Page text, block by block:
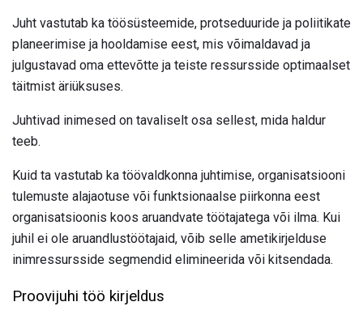
Juht vastutab ka töösüsteemide, protseduuride ja poliitikate
planeerimise ja hooldamise eest, mis võimaldavad ja
julgustavad oma ettevõtte ja teiste ressursside optimaalset
täitmist äriüksuses.
Juhtivad inimesed on tavaliselt osa sellest, mida haldur
teeb.
Kuid ta vastutab ka töövaldkonna juhtimise, organisatsiooni
tulemuste alajaotuse või funktsionaalse piirkonna eest
organisatsioonis koos aruandvate töötajatega või ilma. Kui
juhil ei ole aruandlustöötajaid, võib selle ametikirjelduse
inimressursside segmendid elimineerida või kitsendada.
Proovijuhi töö kirjeldus